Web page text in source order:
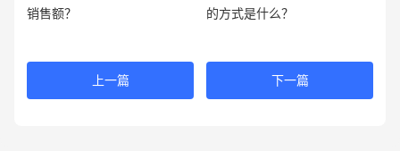
销售额？
上一篇
的方式是什么？
下一篇